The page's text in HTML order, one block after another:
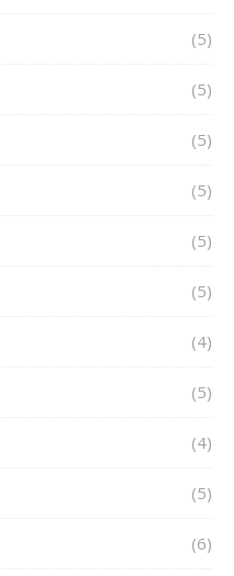
(5)
(5)
(5)
(5)
(5)
(5)
(4)
(5)
(4)
(5)
(6)